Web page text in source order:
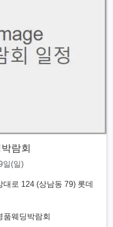
람회
일(일)
로 124 (상남동 79) 롯데
품웨딩박람회